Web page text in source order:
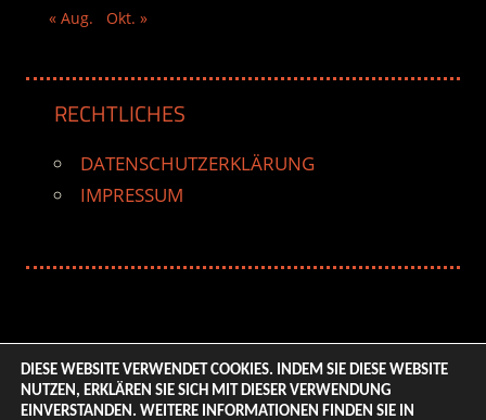
« Aug.
Okt. »
RECHTLICHES
DATENSCHUTZERKLÄRUNG
IMPRESSUM
© 2026 ENTERTAINMENT BASE – Life & Style Magazine.
DIESE WEBSITE VERWENDET COOKIES. INDEM SIE DIESE WEBSITE
NUTZEN, ERKLÄREN SIE SICH MIT DIESER VERWENDUNG
EINVERSTANDEN. WEITERE INFORMATIONEN FINDEN SIE IN